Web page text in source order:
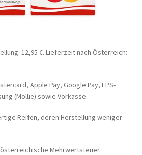
12,95 €. Lieferzeit nach Österreich:
Apple Pay, Google Pay, EPS-
(Mollie) sowie Vorkasse.
Reifen, deren Herstellung weniger
Mehrwertsteuer.